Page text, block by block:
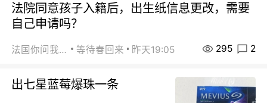
法院同意孩子入籍后，出生纸信息更改，需要
自己申请吗？
法国你问我答 等待春回来 昨天19:05 295 2
出七星蓝莓爆珠一条